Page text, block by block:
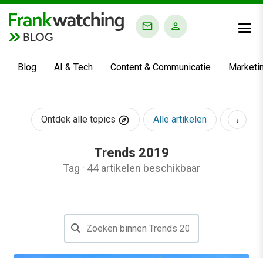
BLOG
Blog AI & Tech Content & Communicatie
Ontdek alle topics Alle artikelen AI &
›
Trends 2019
Tag · 44 artikelen beschikbaar